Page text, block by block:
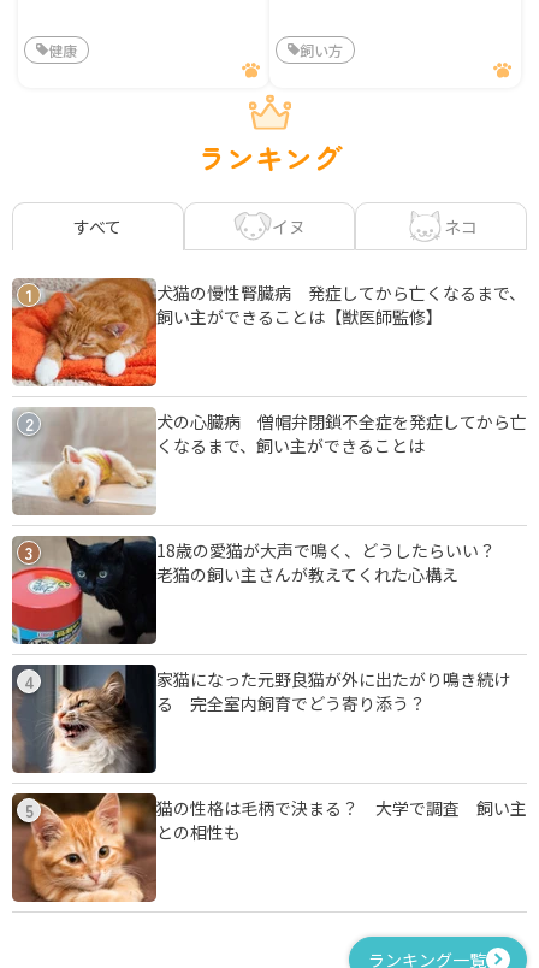
健康 飼い方
ランキング
すべて イヌ ネコ
1
犬猫の慢性腎臓病 発症してから亡くなるまで、
飼い主ができることは【獣医師監修】
2
犬の心臓病 僧帽弁閉鎖不全症を発症してから亡
くなるまで、飼い主ができることは
3
18歳の愛猫が大声で鳴く、どうしたらいい？
老猫の飼い主さんが教えてくれた心構え
4
家猫になった元野良猫が外に出たがり鳴き続け
る 完全室内飼育でどう寄り添う？
5
猫の性格は毛柄で決まる？ 大学で調査 飼い主
との相性も
ランキング一覧